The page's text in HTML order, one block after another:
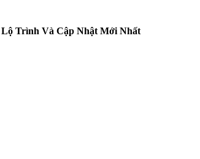
Lộ Trình Và Cập Nhật Mới Nhất